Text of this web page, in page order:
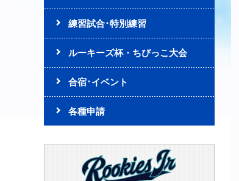
練習試合･特別練習
ルーキーズ杯・ちびっこ大会
合宿･イベント
各種申請